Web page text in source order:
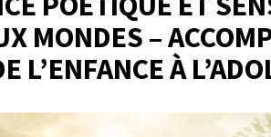
MONDES –
L’ENFANCE À